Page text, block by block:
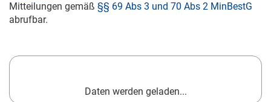
Mitteilungen gemäß §§ 69 Abs 3 und 70 Abs 2 MinBestG
abrufbar.
Daten werden geladen...